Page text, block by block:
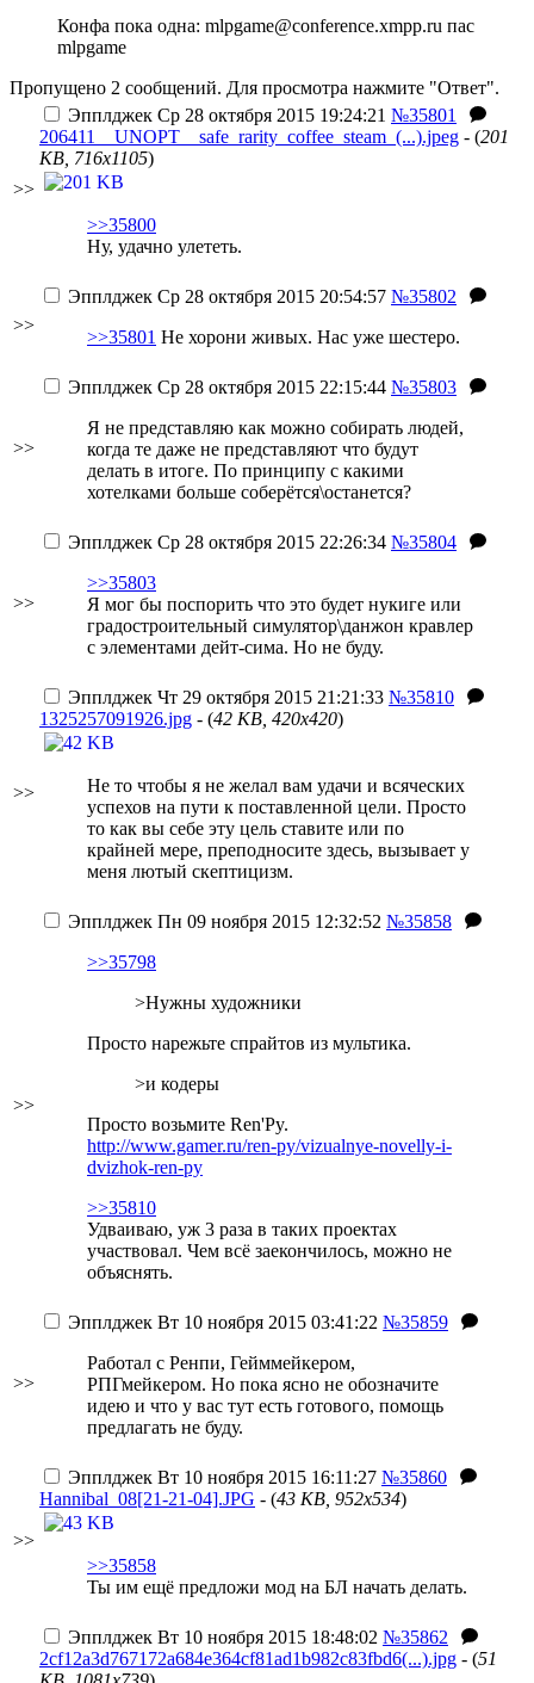
Конфа пока одна: mlpgame@conference.xmpp.ru пас
mlpgame
Пропущено 2 сообщений. Для просмотра нажмите "Ответ".
>>
Эпплджек Ср 28 октября 2015 19:24:21 №35801
206411__UNOPT__safe_rarity_coffee_steam_(...).jpeg - (201
KB, 716x1105)
>>35800
Ну, удачно улететь.
>>
Эпплджек Ср 28 октября 2015 20:54:57 №35802
>>35801 Не хорони живых. Нас уже шестеро.
>>
Эпплджек Ср 28 октября 2015 22:15:44 №35803
Я не представляю как можно собирать людей,
когда те даже не представляют что будут
делать в итоге. По принципу с какими
хотелками больше соберётся\останется?
>>
Эпплджек Ср 28 октября 2015 22:26:34 №35804
>>35803
Я мог бы поспорить что это будет нукиге или
градостроительный симулятор\данжон кравлер
с элементами дейт-сима. Но не буду.
>>
Эпплджек Чт 29 октября 2015 21:21:33 №35810
1325257091926.jpg - (42 KB, 420x420)
Не то чтобы я не желал вам удачи и всяческих
успехов на пути к поставленной цели. Просто
то как вы себе эту цель ставите или по
крайней мере, преподносите здесь, вызывает у
меня лютый скептицизм.
>>
Эпплджек Пн 09 ноября 2015 12:32:52 №35858
>>35798
>Нужны художники
Просто нарежьте спрайтов из мультика.
>и кодеры
Просто возьмите Ren'Py.
http://www.gamer.ru/ren-py/vizualnye-novelly-i-
dvizhok-ren-py
>>35810
Удваиваю, уж 3 раза в таких проектах
участвовал. Чем всё заекончилось, можно не
объяснять.
>>
Эпплджек Вт 10 ноября 2015 03:41:22 №35859
Работал с Ренпи, Гейммейкером,
РПГмейкером. Но пока ясно не обозначите
идею и что у вас тут есть готового, помощь
предлагать не буду.
>>
Эпплджек Вт 10 ноября 2015 16:11:27 №35860
Hannibal_08[21-21-04].JPG - (43 KB, 952x534)
>>35858
Ты им ещё предложи мод на БЛ начать делать.
Эпплджек Вт 10 ноября 2015 18:48:02 №35862
2cf12a3d767172a684e364cf81ad1b982c83fbd6(...).jpg - (51